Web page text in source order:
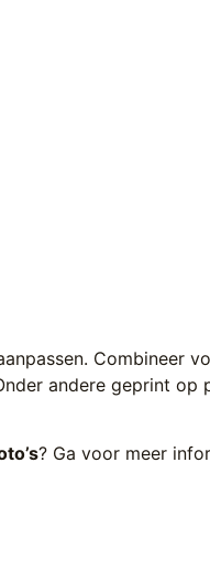
Combineer
andere geprint op
? Ga voor meer